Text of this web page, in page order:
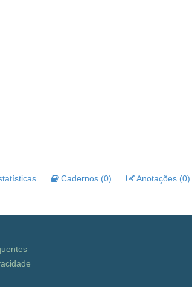
Cadernos (0) Anotações (0)